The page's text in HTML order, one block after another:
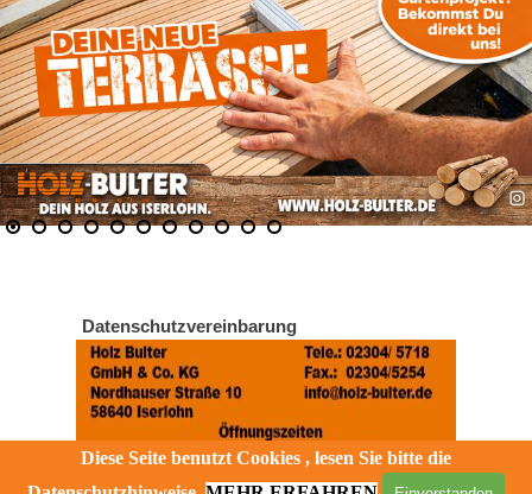
Datenschutzvereinbarung
Diese Seite benutzt Cookies , lesen Sie bitte die